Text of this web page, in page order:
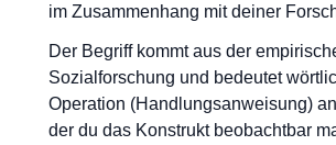
im Zusammenhang mit deiner
Der Begriff kommt aus der
Sozialforschung und bedeutet
Operation (Handlungsanweisung)
der du das Konstrukt beobachtbar